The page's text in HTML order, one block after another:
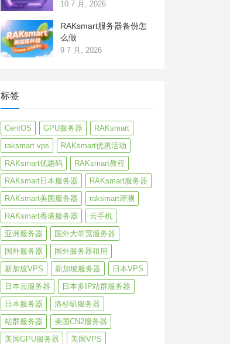
10 7 月, 2026
RAKsmart服务器备份怎
么做
9 7 月, 2026
标签
CentOS GPU服务器
RAKsmart
raksmart vps
RAKsmart优惠活动
RAKsmart优惠码
RAKsmart教程
RAKsmart日本服务器
RAKsmart服务器
RAKsmart美国服务器
raksmart评测
RAKsmart香港服务器
云手机
亚洲服务器
国外大带宽服务器
国外服务器
国外服务器租用
新加坡VPS
新加坡服务器
日本VPS
日本云服务器
日本多IP站群服务器
日本服务器
洛杉矶服务器
站群服务器
美国CN2服务器
美国GPU服务器
美国VPS